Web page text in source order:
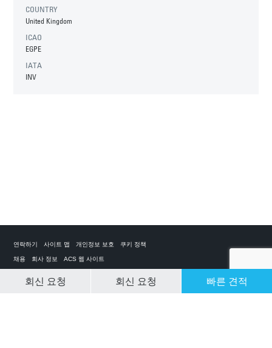
COUNTRY
United Kingdom
ICAO
EGPE
IATA
INV
CLEAR SELECTION
회신 요청 회신 요청 빠른 견적
연락하기 사이트 맵 개인정보 보호 쿠키 정책
채용 회사 정보 ACS 웹 사이트
개인 전세기 앱